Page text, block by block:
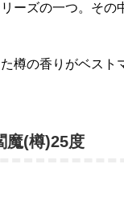
ーズの一つ。そ
樽の香りがベス
魔(樽)25度